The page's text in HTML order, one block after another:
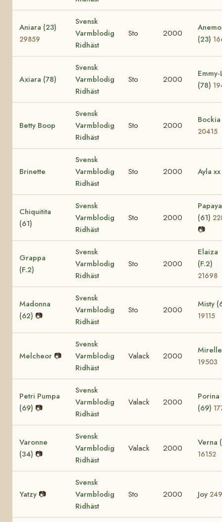
Aniara (23)
29859
Svensk
Varmblodig
Ridhäst
Sto 2000
(23)
Axiara (78)
Svensk
Varmblodig
Ridhäst
Sto 2000
(78)
Betty Boop
Svensk
Varmblodig
Ridhäst
Sto 2000
20415
Brinette
Svensk
Varmblodig
Ridhäst
Sto 2000 Ayla xx
Chiquitita
(61)
Svensk
Varmblodig
Ridhäst
Sto 2000
Papaya
(61)
📷
Grappa
(F.2)
Svensk
Varmblodig
Ridhäst
Sto 2000
Elaiza
(F.2)
21698
Madonna
(62) 📷
Svensk
Varmblodig
Ridhäst
Sto 2000
Misty
19115
Melcheor 📷
Svensk
Varmblodig
Ridhäst
Valack 2000
Mirelle
19503
Petri Pumpa
(69) 📷
Svensk
Varmblodig
Ridhäst
Valack 2000
Porina
(69)
Varonne
(34) 📷
Svensk
Varmblodig
Ridhäst
Valack 2000
Verna
16152
Yatzy 📷
Svensk
Varmblodig
Ridhäst
Sto 2000 Joy